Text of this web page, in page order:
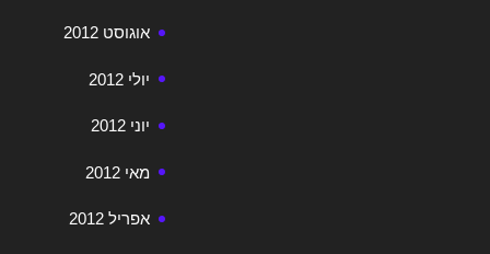
אוגוסט 2012
יולי 2012
יוני 2012
מאי 2012
אפריל 2012